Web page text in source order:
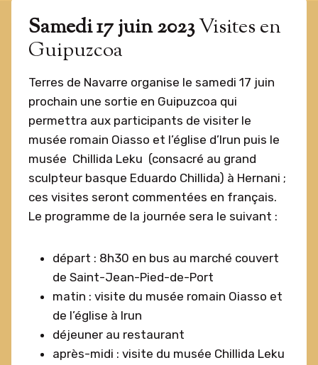
Samedi 17 juin 2023Visites en
Guipuzcoa
Terres de Navarre organise le samedi 17 juin
prochain une sortie en Guipuzcoa qui
permettra aux participants de visiter le
musée romain Oiasso et l’église d’Irun puis le
musée Chillida Leku (consacré au grand
sculpteur basque Eduardo Chillida) à Hernani ;
ces visites seront commentées en français.
Le programme de la journée sera le suivant :
départ : 8h30 en bus au marché couvert
de Saint-Jean-Pied-de-Port
matin : visite du musée romain Oiasso et
de l’église à Irun
déjeuner au restaurant
après-midi : visite du musée Chillida Leku